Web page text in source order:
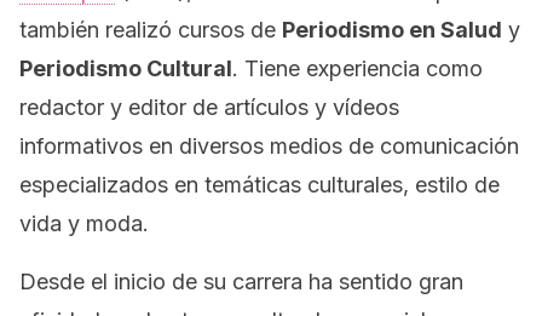
también realizó cursos de Periodismo en Salud y
Periodismo Cultural. Tiene experiencia como
redactor y editor de artículos y vídeos
informativos en diversos medios de comunicación
especializados en temáticas culturales, estilo de
vida y moda.
Desde el inicio de su carrera ha sentido gran